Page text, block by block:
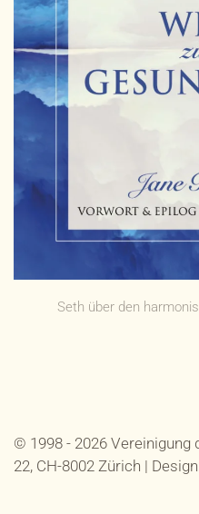
Seth über den
© 1998 - 2026 Vereinigung
22, CH-8002 Zürich |